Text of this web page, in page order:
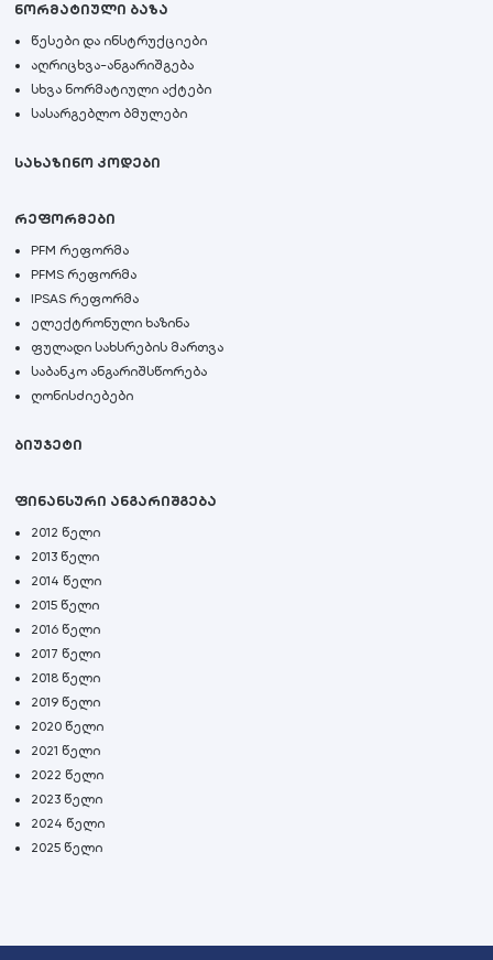
ნორმატიული ბაზა
წესები და ინსტრუქციები
აღრიცხვა-ანგარიშგება
სხვა ნორმატიული აქტები
სასარგებლო ბმულები
სახაზინო კოდები
რეფორმები
PFM რეფორმა
PFMS რეფორმა
IPSAS რეფორმა
ელექტრონული ხაზინა
ფულადი სახსრების მართვა
საბანკო ანგარიშსწორება
ღონისძიებები
ბიუჯეტი
ფინანსური ანგარიშგება
2012 წელი
2013 წელი
2014 წელი
2015 წელი
2016 წელი
2017 წელი
2018 წელი
2019 წელი
2020 წელი
2021 წელი
2022 წელი
2023 წელი
2024 წელი
2025 წელი